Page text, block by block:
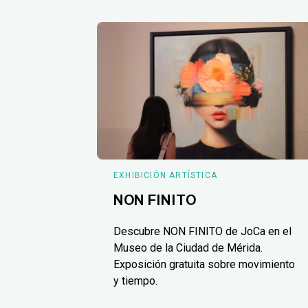
EXHIBICIÓN ARTÍSTICA
NON FINITO
Descubre NON FINITO de JoCa en el
Museo de la Ciudad de Mérida.
Exposición gratuita sobre movimiento
y tiempo.